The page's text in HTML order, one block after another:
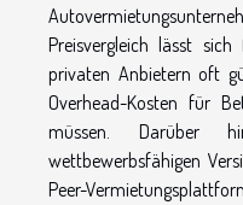
Preisvergleich lässt
privaten Anbietern oft
Overhead-Kosten für
müssen. Darüber
wettbewerbsfähigen
Peer-